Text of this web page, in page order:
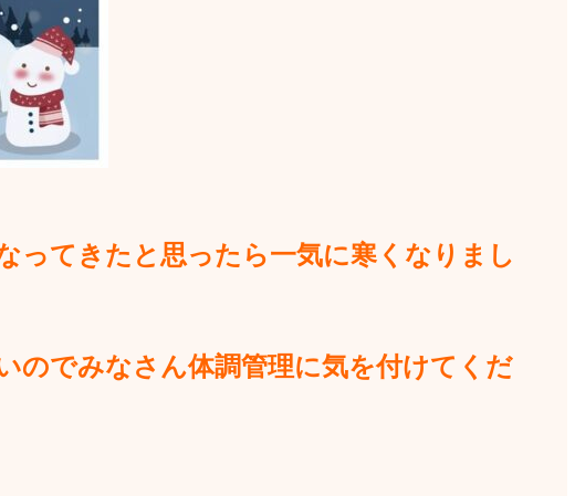
ってきたと思ったら一気に寒くなりまし
のでみなさん体調管理に気を付けてくだ